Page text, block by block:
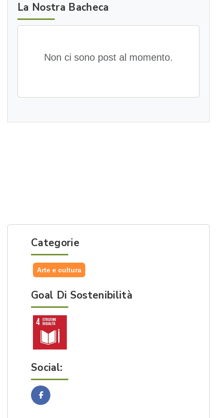
La Nostra Bacheca
Non ci sono post al momento.
Categorie
Arte e cultura
Goal Di Sostenibilità
Social:
Facebook